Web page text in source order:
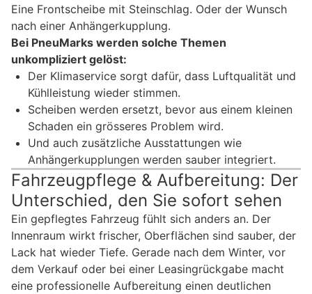
Eine Frontscheibe mit Steinschlag. Oder der Wunsch
nach einer Anhängerkupplung.
Bei PneuMarks werden solche Themen
unkompliziert gelöst:
Der Klimaservice sorgt dafür, dass Luftqualität und
Kühlleistung wieder stimmen.
Scheiben werden ersetzt, bevor aus einem kleinen
Schaden ein grösseres Problem wird.
Und auch zusätzliche Ausstattungen wie
Anhängerkupplungen werden sauber integriert.
Fahrzeugpflege & Aufbereitung: Der
Unterschied, den Sie sofort sehen
Ein gepflegtes Fahrzeug fühlt sich anders an. Der
Innenraum wirkt frischer, Oberflächen sind sauber, der
Lack hat wieder Tiefe. Gerade nach dem Winter, vor
dem Verkauf oder bei einer Leasingrückgabe macht
eine professionelle Aufbereitung einen deutlichen